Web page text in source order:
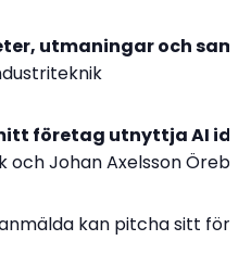
utmaningar och
mitt företag utnyttja AI
och Johan Axelsson
kan pitcha sitt